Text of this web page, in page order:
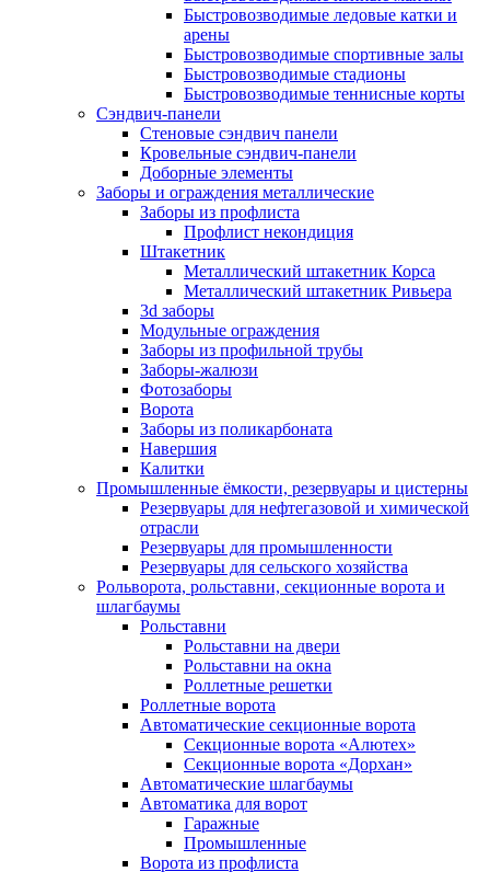
Быстровозводимые ледовые катки и
арены
Быстровозводимые спортивные залы
Быстровозводимые стадионы
Быстровозводимые теннисные корты
Сэндвич-панели
Стеновые сэндвич панели
Кровельные сэндвич-панели
Доборные элементы
Заборы и ограждения металлические
Заборы из профлиста
Профлист некондиция
Штакетник
Металлический штакетник Корса
Металлический штакетник Ривьера
3d заборы
Модульные ограждения
Заборы из профильной трубы
Заборы-жалюзи
Фотозаборы
Ворота
Заборы из поликарбоната
Навершия
Калитки
Промышленные ёмкости, резервуары и цистерны
Резервуары для нефтегазовой и химической
отрасли
Резервуары для промышленности
Резервуары для сельского хозяйства
Рольворота, рольставни, секционные ворота и
шлагбаумы
Рольставни
Рольставни на двери
Рольставни на окна
Роллетные решетки
Роллетные ворота
Автоматические секционные ворота
Секционные ворота «Алютех»
Секционные ворота «Дорхан»
Автоматические шлагбаумы
Автоматика для ворот
Гаражные
Промышленные
Ворота из профлиста